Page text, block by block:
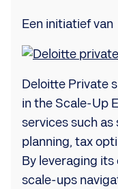
Een initiatief van
Deloitte Private
in the Scale-Up
services such
planning, tax
By leveraging
scale-ups